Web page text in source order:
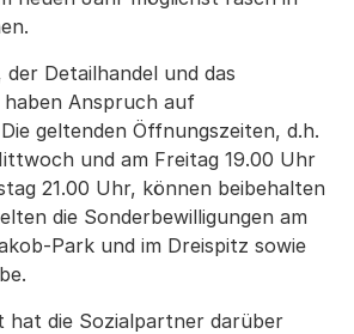
Detailhandel und das
Anspruch auf
geltenden Öffnungszeiten, d.h.
und am Freitag 19.00 Uhr
21.00 Uhr, können beibehalten
die Sonderbewilligungen am
Park und im Dreispitz sowie
hat die Sozialpartner darüber